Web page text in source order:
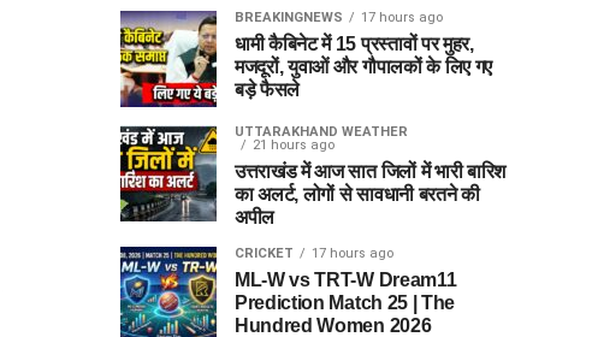
BREAKINGNEWS 17 hours ago
धामी कैबिनेट में 15 प्रस्तावों पर मुहर,
मजदूरों, युवाओं और गौपालकों के लिए गए
बड़े फैसले
UTTARAKHAND WEATHER
21 hours ago
उत्तराखंड में आज सात जिलों में भारी बारिश
का अलर्ट, लोगों से सावधानी बरतने की
अपील
CRICKET 17 hours ago
ML-W vs TRT-W Dream11
Prediction Match 25 | The
Hundred Women 2026